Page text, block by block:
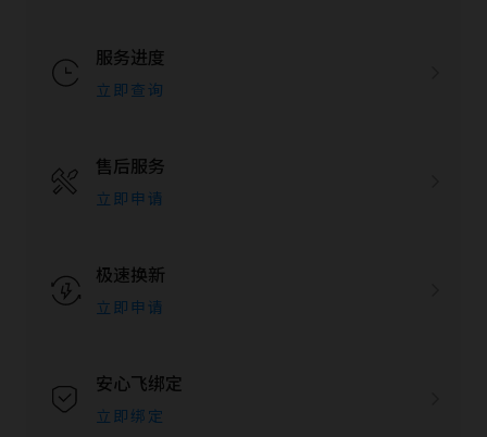
服务进度
立即查询
售后服务
立即申请
极速换新
立即申请
安心飞绑定
立即绑定